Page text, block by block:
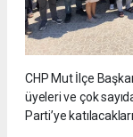
CHP Mut İlçe
üyeleri ve çok
Parti’ye